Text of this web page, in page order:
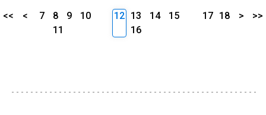
<< < 7 8 9
10
11
12 13 14
15
16
17 18 > >>